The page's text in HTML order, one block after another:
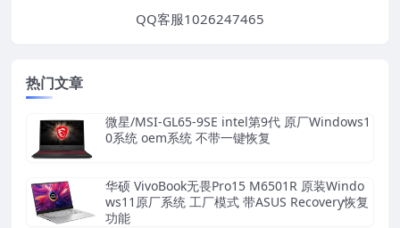
QQ客服1026247465
热门文章
微星/MSI-GL65-9SE intel第9代 原厂Windows1
0系统 oem系统 不带一键恢复
华硕 VivoBook无畏Pro15 M6501R 原装Windo
ws11原厂系统 工厂模式 带ASUS Recovery恢复
功能